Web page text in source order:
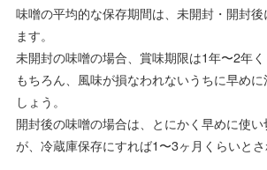
味噌の平均的な保存期間は、未開封・開封
ます。
未開封の味噌の場合、賞味期限は1年〜2年く
もちろん、風味が損なわれないうちに早め
しょう。
開封後の味噌の場合は、とにかく早めに使
が、冷蔵庫保存にすれば1〜3ヶ月くらいとさ